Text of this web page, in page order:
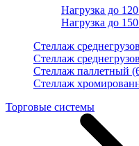
Нагрузка до
Нагрузка до
Стеллаж
Стеллаж
Стеллаж паллетный
Стеллаж
Торговые системы